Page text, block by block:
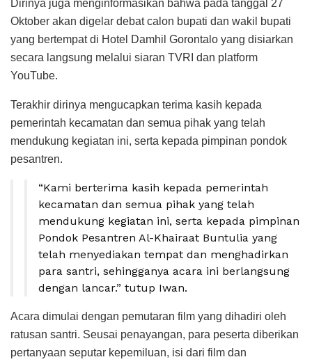
Dirinya juga menginformasikan bahwa pada tanggal 27
Oktober akan digelar debat calon bupati dan wakil bupati
yang bertempat di Hotel Damhil Gorontalo yang disiarkan
secara langsung melalui siaran TVRI dan platform
YouTube.
Terakhir dirinya mengucapkan terima kasih kepada
pemerintah kecamatan dan semua pihak yang telah
mendukung kegiatan ini, serta kepada pimpinan pondok
pesantren.
“Kami berterima kasih kepada pemerintah
kecamatan dan semua pihak yang telah
mendukung kegiatan ini, serta kepada pimpinan
Pondok Pesantren Al-Khairaat Buntulia yang
telah menyediakan tempat dan menghadirkan
para santri, sehingganya acara ini berlangsung
dengan lancar.” tutup Iwan.
Acara dimulai dengan pemutaran film yang dihadiri oleh
ratusan santri. Seusai penayangan, para peserta diberikan
pertanyaan seputar kepemiluan, isi dari film dan